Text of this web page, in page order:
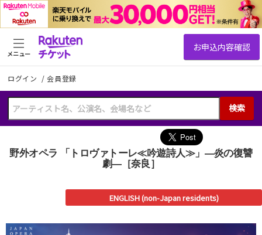
ログイン /会員登録
検索
メニュー
野外オペラ 「トロヴァトーレ≪吟遊詩人≫」―炎の復讐
劇―［奈良］
ENGLISH (non-Japan residents)